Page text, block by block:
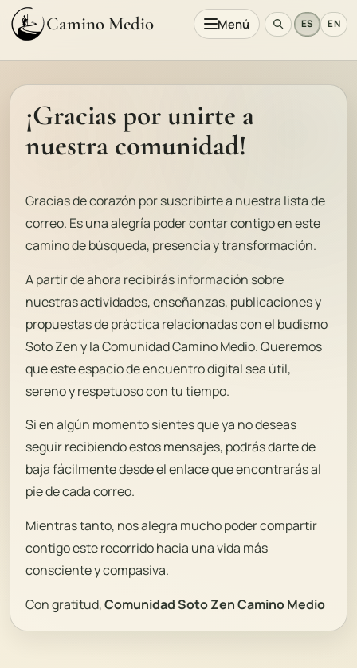
Camino Medio Menú ES EN
¡Gracias por unirte a
nuestra comunidad!
Gracias de corazón por suscribirte a nuestra lista de
correo. Es una alegría poder contar contigo en este
camino de búsqueda, presencia y transformación.
A partir de ahora recibirás información sobre
nuestras actividades, enseñanzas, publicaciones y
propuestas de práctica relacionadas con el budismo
Soto Zen y la Comunidad Camino Medio. Queremos
que este espacio de encuentro digital sea útil,
sereno y respetuoso con tu tiempo.
Si en algún momento sientes que ya no deseas
seguir recibiendo estos mensajes, podrás darte de
baja fácilmente desde el enlace que encontrarás al
pie de cada correo.
Mientras tanto, nos alegra mucho poder compartir
contigo este recorrido hacia una vida más
consciente y compasiva.
Con gratitud,Comunidad Soto Zen Camino Medio